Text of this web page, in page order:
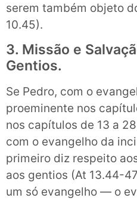
serem também objeto
10.45).
3. Missão e
Gentios.
Se Pedro, com o
proeminente nos
nos capítulos de 13 a
com o evangelho da
primeiro diz respeito
aos gentios (At 13.44-
um só evangelho — o